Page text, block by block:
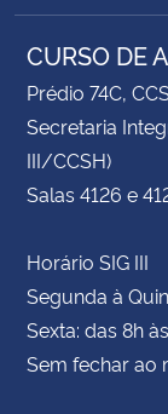
CURSO DE
Prédio 74C,
Secretaria
III/CCSH)
Salas 4126 e
Horário SIG III
Segunda à
Sexta: das 8h
Sem fechar ao